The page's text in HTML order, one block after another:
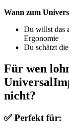
Wann zum
Du willst das
Ergonomie
Du schätzt die
Für wen
nicht?
✅ Perfekt für: